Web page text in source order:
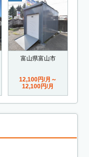
富山県富山市
12,100円/月～
12,100円/月